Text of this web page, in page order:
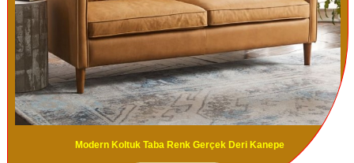
Modern Koltuk Taba Renk Gerçek Deri Kanepe